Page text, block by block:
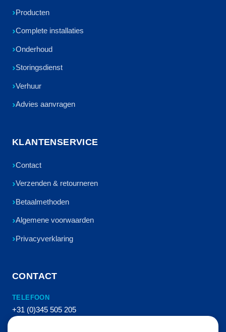
Producten
Complete installaties
Onderhoud
Storingsdienst
Verhuur
Advies aanvragen
KLANTENSERVICE
Contact
Verzenden & retourneren
Betaalmethoden
Algemene voorwaarden
Privacyverklaring
CONTACT
TELEFOON
+31 (0)345 505 205